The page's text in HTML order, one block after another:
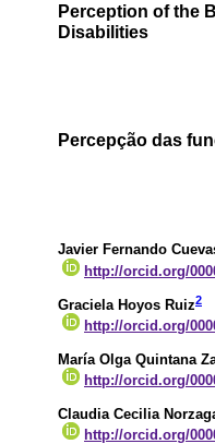
Perception of the
Disabilities
Percepção das
Javier Fernando
http://orcid.org/
Graciela Hoyos Ruiz2
http://orcid.org/
María Olga Quintana
http://orcid.org/
Claudia Cecilia
http://orcid.org/